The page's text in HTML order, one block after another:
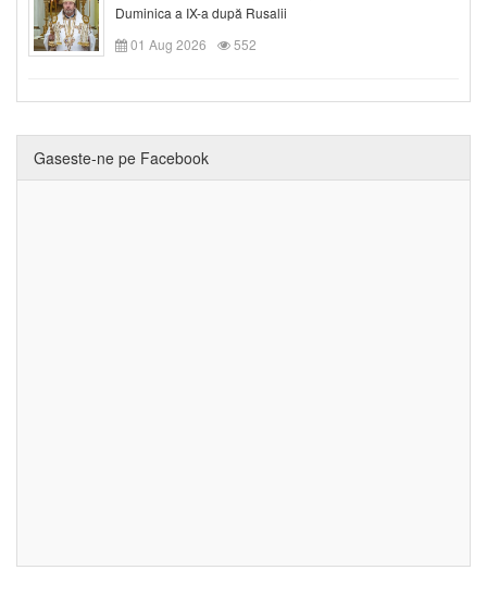
Duminica a IX-a după Rusalii
01 Aug 2026
552
Gaseste-ne pe Facebook